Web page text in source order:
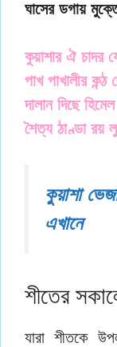
ঘাসের ডগায়
কুয়াশার ঐ চাদর
পাখ পাখালীর
দালান দিছে
শৈত্য ঠাণ্ডা রয়
কুয়াশা
এখানে
শীতের
যারা শীতকে